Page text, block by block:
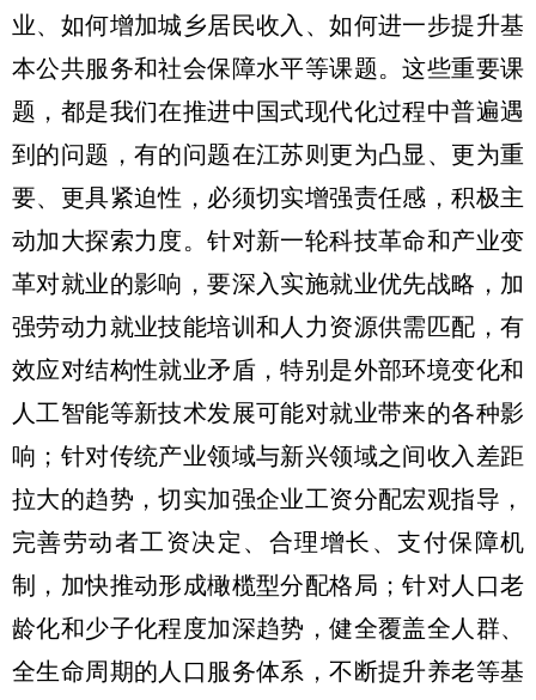
业、如何增加城乡居民收入、如何进一步提升基
本公共服务和社会保障水平等课题。这些重要课
题，都是我们在推进中国式现代化过程中普遍遇
到的问题，有的问题在江苏则更为凸显、更为重
要、更具紧迫性，必须切实增强责任感，积极主
动加大探索力度。针对新一轮科技革命和产业变
革对就业的影响，要深入实施就业优先战略，加
强劳动力就业技能培训和人力资源供需匹配，有
效应对结构性就业矛盾，特别是外部环境变化和
人工智能等新技术发展可能对就业带来的各种影
响；针对传统产业领域与新兴领域之间收入差距
拉大的趋势，切实加强企业工资分配宏观指导，
完善劳动者工资决定、合理增长、支付保障机
制，加快推动形成橄榄型分配格局；针对人口老
龄化和少子化程度加深趋势，健全覆盖全人群、
全生命周期的人口服务体系，不断提升养老等基